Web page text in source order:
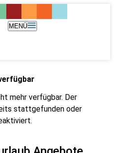
MENÜ
mehr verfügbar. Der
stattgefunden oder